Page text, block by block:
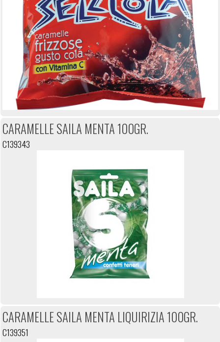
CARAMELLE SAILA MENTA 100GR.
C139343
CARAMELLE SAILA MENTA LIQUIRIZIA 100GR.
C139351